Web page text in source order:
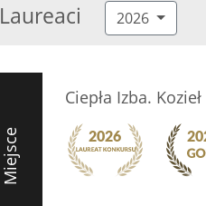
Laureaci 2026
Miejsce
Ciepła Izba. Kozieł